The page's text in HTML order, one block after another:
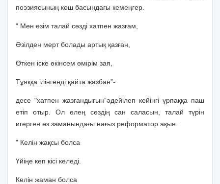
поэзиясының көш басындағы кемеңгер.
" Мен өзiм талай сөздi хатпен жазғам,
Әзiлден мерт болады артық қазған,
Өткен iске өкiнсем өмiрiм зая,
Тұяққа iлiнгендi қайта жазбан”-
десе "хатпен жазғандығын”әдейiлеп кейiнгi ұрпаққа паш
етiп отыр. Ол өлең сөздiң сан саласын, талай түрiн
игерген өз заманындағы нағыз реформатор ақын.
" Келiн жақсы болса
Үйiңе көп кiсi келедi.
Келiн жаман болса